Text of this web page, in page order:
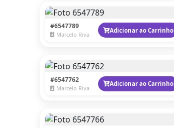
#6547789
Marcelo Riva
Adicionar ao Carrinho
#6547762
Marcelo Riva
Adicionar ao Carrinho